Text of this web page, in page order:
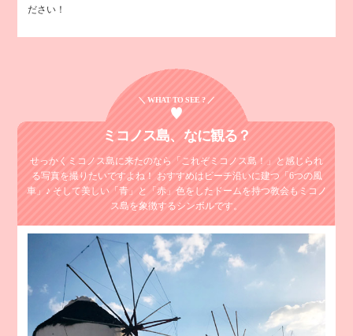
ださい！
＼ WHAT TO SEE ? ／
ミコノス島、 なに観る？
せっかくミコノス島に来たのなら「これぞミコノス島！」と感じられ
る写真を撮りたいですよね！ おすすめはビーチ沿いに建つ「6つの風
車」♪ そして美しい「青」と「赤」色をしたドームを持つ教会もミコノ
ス島を象徴するシンボルです。